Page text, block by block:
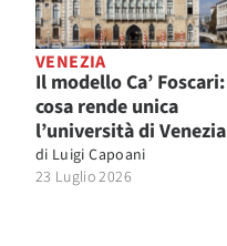
VENEZIA
Il modello Ca’ Foscari:
cosa rende unica
l’università di Venezia
di Luigi Capoani
23 Luglio 2026